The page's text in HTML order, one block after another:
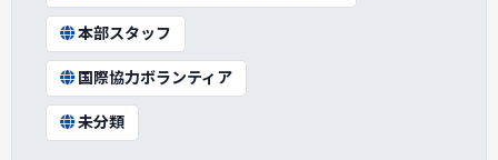
本部スタッフ
国際協力ボランティア
未分類